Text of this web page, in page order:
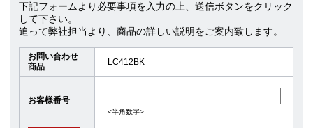
下記フォームより必要事項を入力の上、送信ボタンをクリック
して下さい。
追って弊社担当より、商品の詳しい説明をご案内致します。
お問い合わせ
商品
LC412BK
お客様番号
<半角数字>